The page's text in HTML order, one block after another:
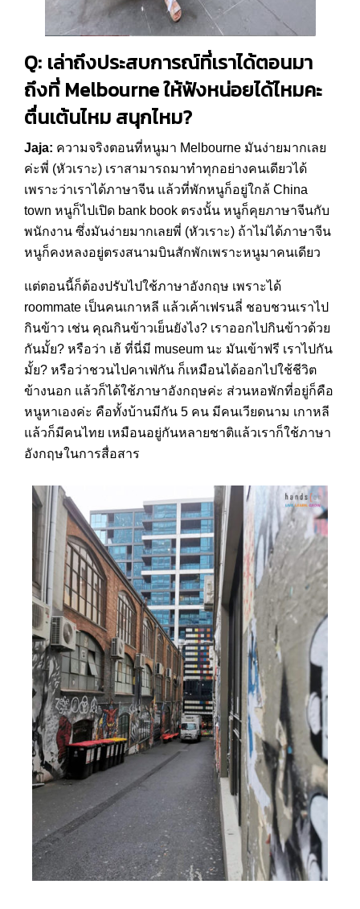
Q: เล่าถึงประสบการณ์ที่เราได้ตอนมา
ถึงที่ Melbourne ให้ฟังหน่อยได้ไหมคะ
ตื่นเต้นไหม สนุกไหม?
Jaja: ความจริงตอนที่หนูมา Melbourne มันง่ายมากเลย
ค่ะพี่ (หัวเราะ) เราสามารถมาทำทุกอย่างคนเดียวได้
เพราะว่าเราได้ภาษาจีน แล้วที่พักหนูก็อยู่ใกล้ China
town หนูก็ไปเปิด bank book ตรงนั้น หนูก็คุยภาษาจีนกับ
พนักงาน ซึ่งมันง่ายมากเลยพี่ (หัวเราะ) ถ้าไม่ได้ภาษาจีน
หนูก็คงหลงอยู่ตรงสนามบินสักพักเพราะหนูมาคนเดียว
แต่ตอนนี้ก็ต้องปรับไปใช้ภาษาอังกฤษ เพราะได้
roommate เป็นคนเกาหลี แล้วเค้าเฟรนลี่ ชอบชวนเราไป
กินข้าว เช่น คุณกินข้าวเย็นยังไง? เราออกไปกินข้าวด้วย
กันมั้ย? หรือว่า เฮ้ ที่นี่มี museum นะ มันเข้าฟรี เราไปกัน
มั้ย? หรือว่าชวนไปคาเฟ่กัน ก็เหมือนได้ออกไปใช้ชีวิต
ข้างนอก แล้วก็ได้ใช้ภาษาอังกฤษค่ะ ส่วนหอพักที่อยู่ก็คือ
หนูหาเองค่ะ คือทั้งบ้านมีกัน 5 คน มีคนเวียดนาม เกาหลี
แล้วก็มีคนไทย เหมือนอยู่กันหลายชาติแล้วเราก็ใช้ภาษา
อังกฤษในการสื่อสาร